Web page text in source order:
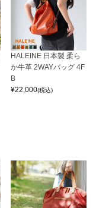
HALEINE 日本製 柔ら
か牛革 2WAYバッグ 4F
B
¥22,000(税込)